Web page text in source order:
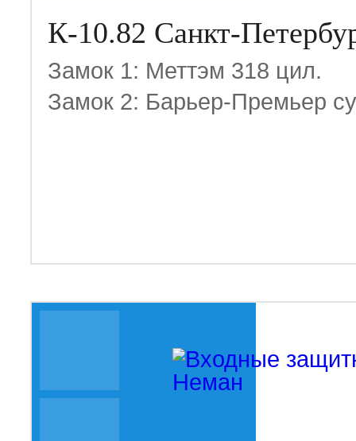
К-10.82 Санкт-
Замок 1: Меттэм 318 цил.
Замок 2: Барьер-Премьер